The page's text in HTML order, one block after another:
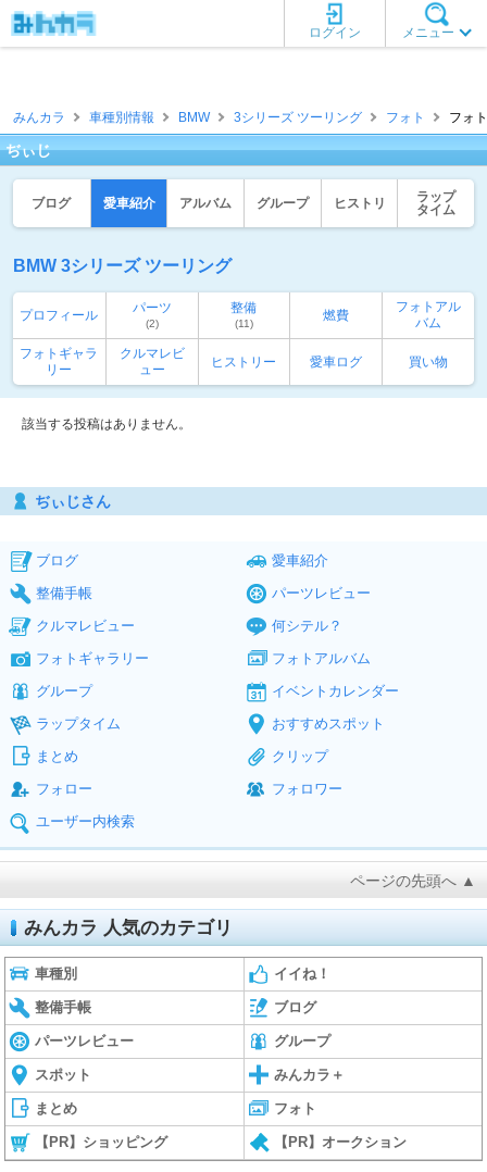
メニュー
ログイン
みんカラ 車種別情報 BMW 3シリーズ ツーリング フォト フォ
ぢぃじ
ブログ 愛車紹介 アルバム グループ ヒストリ
ラップ
タイム
BMW 3シリーズ ツーリング
プロフィール パーツ
(2)
整備
(11)
燃費
フォトアル
バム
フォトギャラ
リー
クルマレビ
ュー
ヒストリー 愛車ログ 買い物
該当する投稿はありません。
ぢぃじさん
ブログ
愛車紹介
整備手帳
パーツレビュー
クルマレビュー
何シテル？
フォトギャラリー
フォトアルバム
グループ
イベントカレンダー
ラップタイム
おすすめスポット
まとめ
クリップ
フォロー
フォロワー
ユーザー内検索
ページの先頭へ ▲
みんカラ 人気のカテゴリ
車種別 イイね！
整備手帳 ブログ
パーツレビュー グループ
スポット みんカラ＋
まとめ フォト
【PR】ショッピング 【PR】オークション